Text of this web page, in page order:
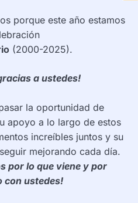
porque este año estamos
(2000-2025).
a ustedes!
la oportunidad de
apoyo a lo largo de estos
increíbles juntos y su
mejorando cada día.
por lo que viene y por
con ustedes!